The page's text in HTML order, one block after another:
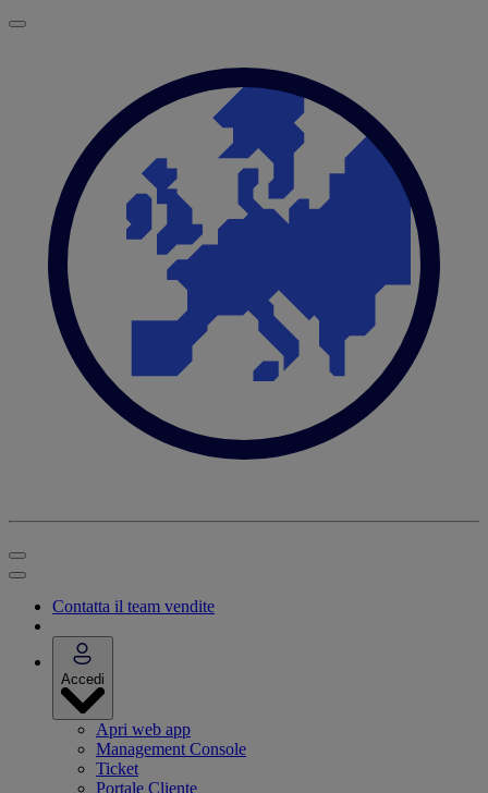
Contatta il team vendite
Accedi
Apri web app
Management Console
Ticket
Portale Cliente